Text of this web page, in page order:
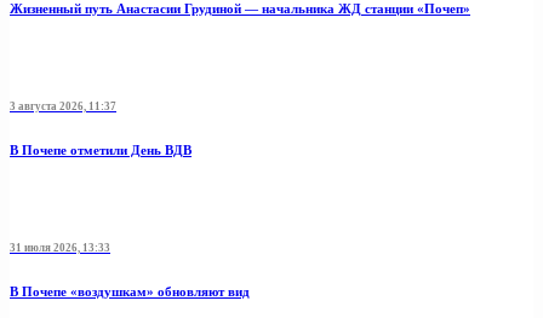
Жизненный путь Анастасии Грудиной — начальника ЖД станции «Почеп»
3 августа 2026, 11:37
В Почепе отметили День ВДВ
31 июля 2026, 13:33
В Почепе «воздушкам» обновляют вид